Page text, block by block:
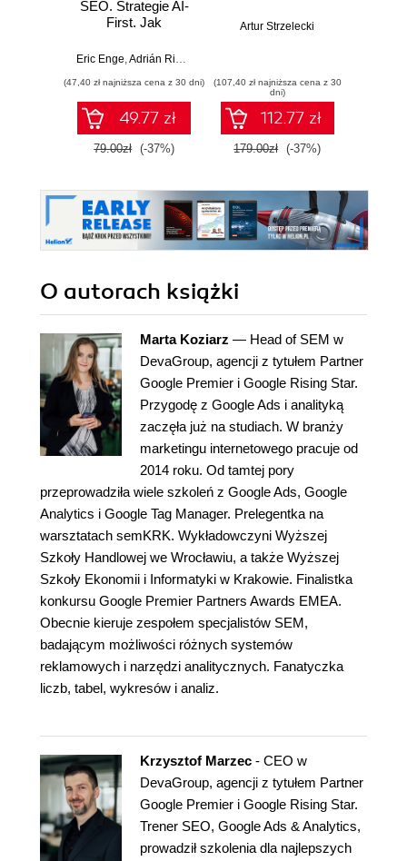
SEO. Strategie AI-
First. Jak
wydajność i zyski
Eric Enge,Adrián Ridner
(47,40 zł najniższa cena z 30 dni)
49.77 zł
79.00zł (-37%)
Artur Strzelecki
(107,40 zł najniższa cena z 30
dni)
112.77 zł
179.00zł (-37%)
O autorach książki
Marta Koziarz — Head of SEM w
DevaGroup, agencji z tytułem Partner
Google Premier i Google Rising Star.
Przygodę z Google Ads i analityką
zaczęła już na studiach. W branży
marketingu internetowego pracuje od
2014 roku. Od tamtej pory
przeprowadziła wiele szkoleń z Google Ads, Google
Analytics i Google Tag Manager. Prelegentka na
warsztatach semKRK. Wykładowczyni Wyższej
Szkoły Handlowej we Wrocławiu, a także Wyższej
Szkoły Ekonomii i Informatyki w Krakowie. Finalistka
konkursu Google Premier Partners Awards EMEA.
Obecnie kieruje zespołem specjalistów SEM,
badającym możliwości różnych systemów
reklamowych i narzędzi analitycznych. Fanatyczka
liczb, tabel, wykresów i analiz.
Krzysztof Marzec - CEO w
DevaGroup, agencji z tytułem Partner
Google Premier i Google Rising Star.
Trener SEO, Google Ads & Analytics,
prowadził szkolenia dla najlepszych